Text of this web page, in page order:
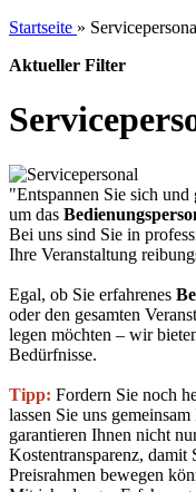
Startseite »
Aktueller Filter
"Entspannen Sie sich
um das
Bei uns sind Sie in
Ihre Veranstaltung
Egal, ob Sie erfahrenes
oder den gesamten
legen möchten – wir
Bedürfnisse.
Tipp: Fordern Sie noch
lassen Sie uns
garantieren Ihnen nicht
Kostentransparenz, damit
Preisrahmen bewegen